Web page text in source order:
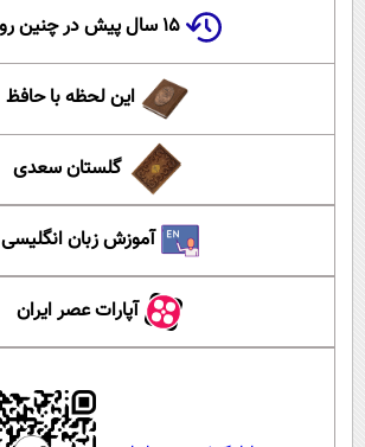
۱۵ سال پیش در چنین روزی
این لحظه با حافظ
گلستان سعدی
آموزش زبان انگلیسی
آپارات عصر ایران